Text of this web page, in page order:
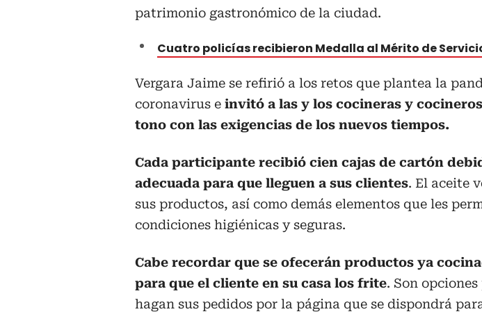
patrimonio gastronómico de la ciudad.
Cuatro policías recibieron Medalla al Mérito de
Vergara Jaime se refirió a los retos que plantea la
coronavirus e invitó a las y los cocineras y
tono con las exigencias de los nuevos tiempos.
Cada participante recibió cien cajas de cartón
adecuada para que lleguen a sus clientes. El aceite
sus productos, así como demás elementos que les
condiciones higiénicas y seguras.
Cabe recordar que se ofecerán productos ya
para que el cliente en su casa los frite. Son
hagan sus pedidos por la página que se dispondrá